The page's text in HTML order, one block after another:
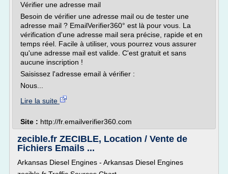
Vérifier une adresse mail
Besoin de vérifier une adresse mail ou de tester une
adresse mail ? EmailVerifier360° est là pour vous. La
vérification d'une adresse mail sera précise, rapide et en
temps réel. Facile à utiliser, vous pourrez vous assurer
qu'une adresse mail est valide. C'est gratuit et sans
aucune inscription !
Saisissez l'adresse email à vérifier :
Nous...
Lire la suite
Site : http://fr.emailverifier360.com
zecible.fr ZECIBLE, Location / Vente de
Fichiers Emails ...
Arkansas Diesel Engines - Arkansas Diesel Engines